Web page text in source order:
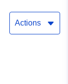
Actions